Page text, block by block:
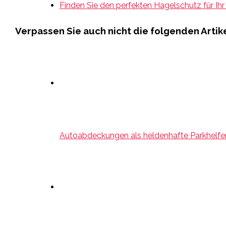
Finden Sie den perfekten Hagelschutz für
Verpassen Sie auch nicht die folgenden
Autoabdeckungen als heldenhafte